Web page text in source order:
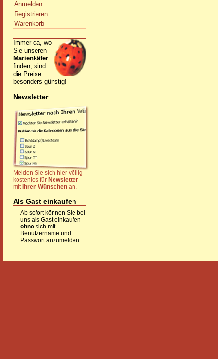
Anmelden
Registrieren
Warenkorb
Immer da, wo
Sie unseren
Marienkäfer
finden, sind
die Preise
besonders günstig!
Newsletter
Melden Sie sich hier völlig
kostenlos für Newsletter
mit Ihren Wünschen an.
Als Gast einkaufen
Ab sofort können Sie bei
uns als Gast einkaufen
ohne sich mit
Benutzername und
Passwort anzumelden.